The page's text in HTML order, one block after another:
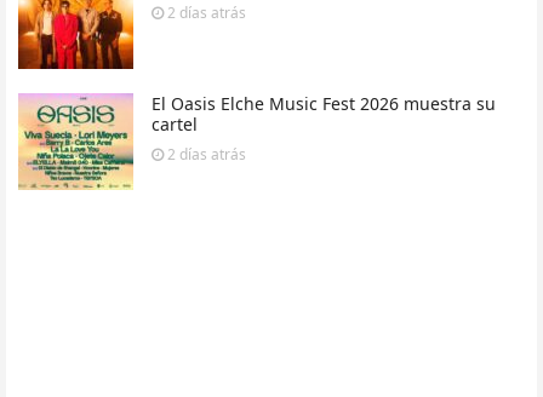
2 días atrás
El Oasis Elche Music Fest 2026 muestra su
cartel
2 días atrás